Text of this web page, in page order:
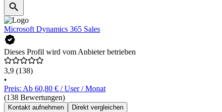
Microsoft Dynamics 365 Sales
Dieses Profil wird vom Anbieter betrieben
3,9 (138)
•
Preis: Ab 60,80 € / User / Monat
(138 Bewertungen)
Kontakt aufnehmen Direkt vergleichen